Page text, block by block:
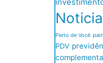
Perto de Você
PDV